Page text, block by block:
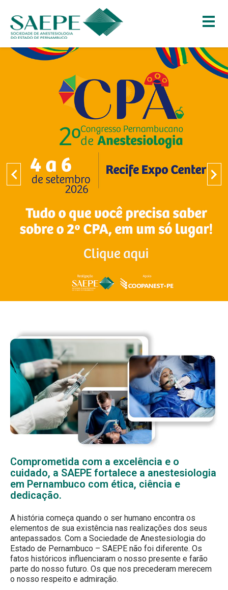
Comprometida com a excelência e o
cuidado, a SAEPE fortalece a anestesiologia
em Pernambuco com ética, ciência e
dedicação.
A história começa quando o ser humano encontra os
elementos de sua existência nas realizações dos seus
antepassados. Com a Sociedade de Anestesiologia do
Estado de Pernambuco – SAEPE não foi diferente. Os
fatos históricos influenciaram o nosso presente e farão
parte do nosso futuro. Os que nos precederam merecem
o nosso respeito e admiração.